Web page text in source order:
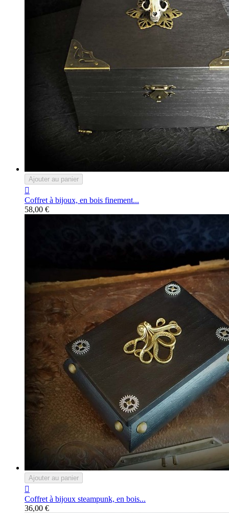
Ajouter au panier

Coffret à bijoux, en bois finement...
58,00 €
Ajouter au panier

Coffret à bijoux steampunk, en bois...
36,00 €